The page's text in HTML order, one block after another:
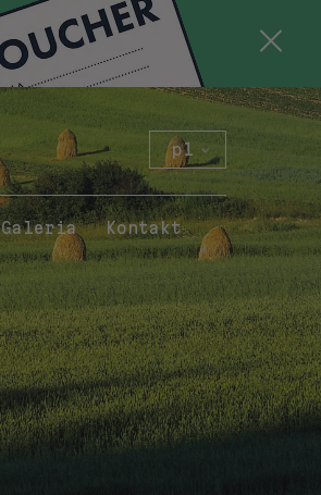
pl
en
de
sk
Galeria Kontakt